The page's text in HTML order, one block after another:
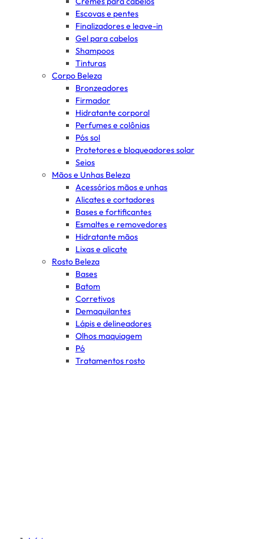
Escovas e pentes
Finalizadores e leave-in
Gel para cabelos
Shampoos
Tinturas
Corpo Beleza
Bronzeadores
Firmador
Hidratante corporal
Perfumes e colônias
Pós sol
Protetores e bloqueadores solar
Seios
Mãos e Unhas Beleza
Acessórios mãos e unhas
Alicates e cortadores
Bases e fortificantes
Esmaltes e removedores
Hidratante mãos
Lixas e alicate
Rosto Beleza
Bases
Batom
Corretivos
Demaquilantes
Lápis e delineadores
Olhos maquiagem
Pó
Tratamentos rosto